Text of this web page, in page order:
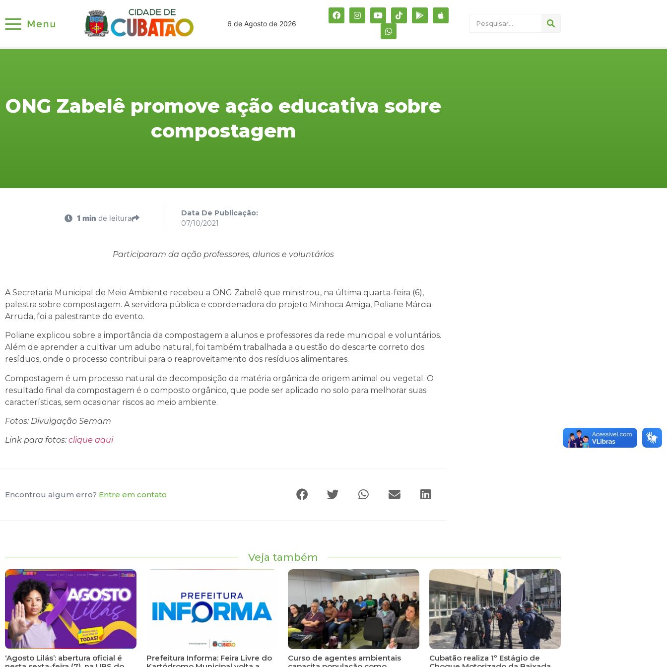
6 de Agosto de 2026
ONG Zabelê promove ação educativa sobre
compostagem
1 min de leitura
Data De Publicação:
07/10/2021
Participaram da ação professores, alunos e voluntários
A Secretaria Municipal de Meio Ambiente recebeu a ONG Zabelê que ministrou, na última quarta-feira (6),
palestra sobre compostagem. A servidora pública e coordenadora do projeto Minhoca Amiga, Poliane Márcia
Arruda, foi a palestrante do evento.
Poliane explicou sobre a importância da compostagem a alunos e professores da rede municipal e voluntários.
Além de aprender a cultivar um adubo natural, foi também trabalhada a questão do descarte correto dos
resíduos, onde o processo contribui para o reaproveitamento dos resíduos alimentares.
Compostagem é um processo natural de decomposição da matéria orgânica de origem animal ou vegetal. O
resultado final da compostagem é o composto orgânico, que pode ser aplicado no solo para melhorar suas
características, sem ocasionar riscos ao meio ambiente.
Fotos: Divulgação Semam
Link para fotos: clique aqui
Encontrou algum erro? Entre em contato
Veja também
‘Agosto Lilás’: abertura oficial é
Prefeitura Informa: Feira Livre do
Curso de agentes ambientais
Cubatão realiza 1º Estágio de